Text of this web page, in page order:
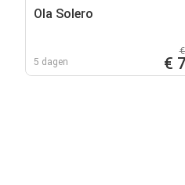
Ola Solero
5 dagen €